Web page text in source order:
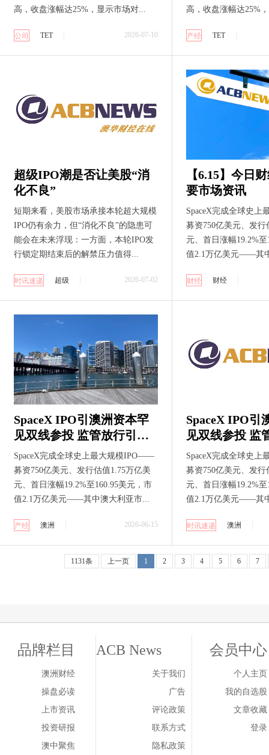
放
高，收盘涨幅达25%，显示市场对...
公司 TET 2026-07-10
放
高，收盘涨幅达25%
产经 TET
超级IPO潮是否让美股“消
化不良”
短期来看，美股市场承接本轮超大规模
IPO仍有余力，但“消化不良”的隐患可
能会在未来浮现：一方面，本轮IPO发
行锁定期结束后的解禁压力值得...
时讯速递 超级 2026-07-02
【6.15】今日
要市场资讯
SpaceX完成全球史
募资750亿美元、发行
元、首日涨幅19.2%
值2.1万亿美元——其
财经 财经
SpaceX IPO引澳洲资本罕
见双线参投 监管放行引数
十亿美元申购潮 机构获配
散户奔涌入场
SpaceX完成全球史上最大规模IPO——
募资750亿美元、发行估值1.75万亿美
元、首日涨幅19.2%至160.95美元，市
值2.1万亿美元——其中澳大利亚市...
产经 澳洲 2026-06-15
SpaceX IPO引
见双线参投 监
十亿美元申购
散户奔涌入场
SpaceX完成全球史
募资750亿美元、发行
元、首日涨幅19.2%
值2.1万亿美元——其
时讯速递 澳洲
1131条 上一页 1 2 3 4 5 6 7
品牌栏目
澳洲财经
操盘必读
上市资讯
投资研报
澳中聚焦
ACB News
关于我们
广告
评论政策
联系方式
隐私政策
会员中心
个人主页
我的自选股
文章收藏
登录